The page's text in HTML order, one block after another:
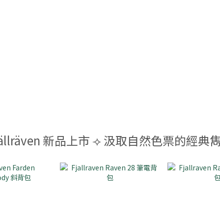
新品上市 ⟢ 汲取自然色票的經典